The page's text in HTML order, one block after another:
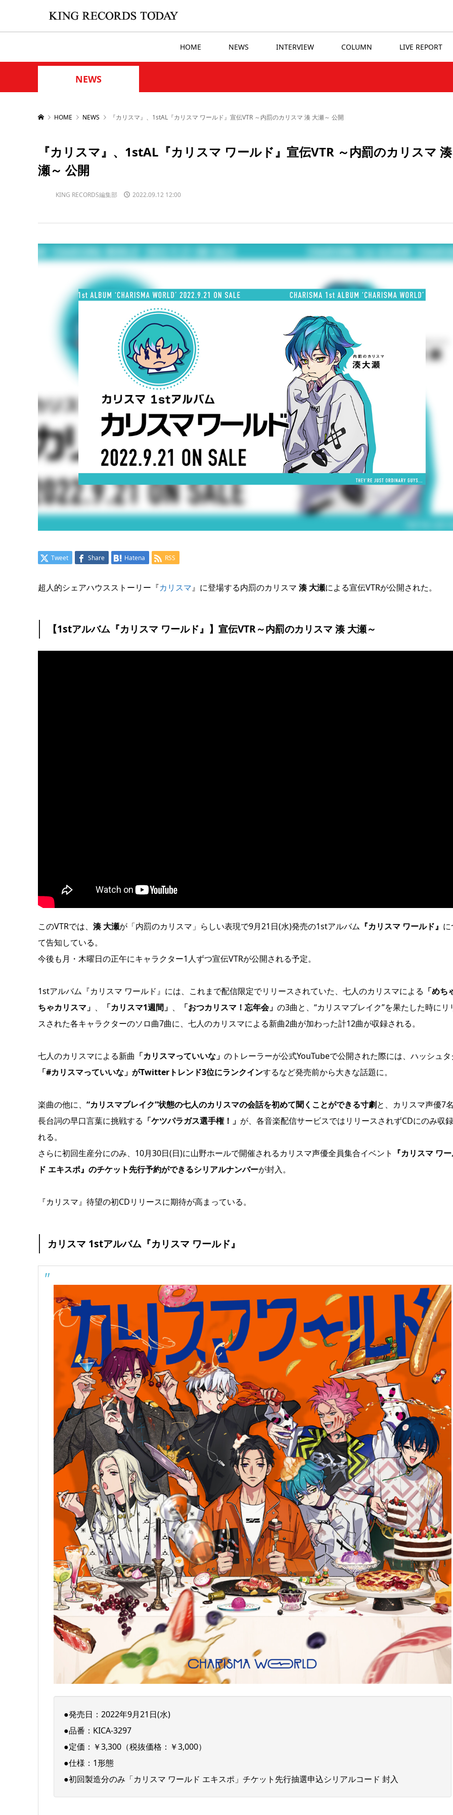
HOME NEWS INTERVIEW COLUMN LIVE REPORT
NEWS
HOME NEWS 『カリスマ』、1stAL『カリスマ ワールド』宣伝VTR ～内罰のカリスマ 湊 大瀬～ 公開
『カリスマ』、1stAL『カリスマ ワールド』宣伝VTR ～内罰のカリスマ
瀬～ 公開
KING RECORDS編集部 2022.09.12 12:00
Tweet Share Hatena RSS
超人的シェアハウスストーリー『カリスマ』に登場する内罰のカリスマ 湊 大瀬による宣伝VTRが公開された。
【1stアルバム『カリスマ ワールド』】宣伝VTR～内罰のカリスマ 湊 大瀬～
このVTRでは、 湊 大瀬が「内罰のカリスマ」らしい表現で9月21日(水)発売の1stアルバム 『カリスマ ワールド』
て告知している。
今後も月・木曜日の正午にキャラクター1人ずつ宣伝VTRが公開される予定。
1stアルバム『カリスマ ワールド』には、これまで配信限定でリリースされていた、七人のカリスマによる 「めち
ちゃカリスマ」 、 「カリスマ1週間」 、 「おつカリスマ！忘年会」 の3曲と、“カリスマブレイク”を果たした時にリ
スされた各キャラクターのソロ曲7曲に、七人のカリスマによる新曲2曲が加わった計12曲が収録される。
七人のカリスマによる新曲 「カリスマっていいな」 のトレーラーが公式YouTubeで公開された際には、ハッシュタ
「#カリスマっていいな」がTwitterトレンド3位にランクインするなど発売前から大きな話題に。
楽曲の他に、 “カリスマブレイク”状態の七人のカリスマの会話を初めて聞くことができる寸劇と、カリスマ声優7
長台詞の早口言葉に挑戦する 「ケツパラガス選手権！」 が、各音楽配信サービスではリリースされずCDにのみ収
れる。
さらに初回生産分にのみ、10月30日(日)に山野ホールで開催されるカリスマ声優全員集合イベント 『カリスマ ワ
ド エキスポ』のチケット先行予約ができるシリアルナンバーが封入。
『カリスマ』待望の初CDリリースに期待が高まっている。
カリスマ 1stアルバム『カリスマ ワールド』
●発売日：2022年9月21日(水)
●品番：KICA-3297
●定価：￥3,300（税抜価格：￥3,000）
●仕様：1形態
●初回製造分のみ「カリスマ ワールド エキスポ」チケット先行抽選申込シリアルコード 封入